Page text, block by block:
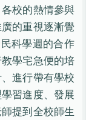
校的熱情參與
的重視逐漸覺
科學週的合作
學宅急便的培
進行帶有學校
習進度、發展
提到全校師生